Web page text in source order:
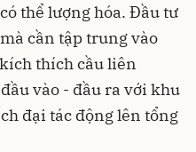
thể lượng hóa. Đầu tư
cần tập trung vào
thích cầu liên
vào - đầu ra với khu
đại tác động lên tổng